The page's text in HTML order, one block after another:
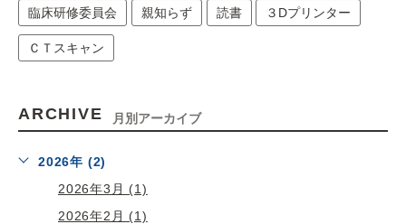
臨床研修委員会 親知らず 読書 ３Dプリンター
ＣＴスキャン
ARCHIVE 月別アーカイブ
2026年 (2)
2026年3月 (1)
2026年2月 (1)